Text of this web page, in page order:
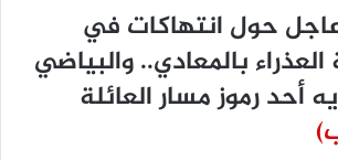
حول انتهاكات في
بالمعادي.. والبياضي
أحد رموز مسار العائلة